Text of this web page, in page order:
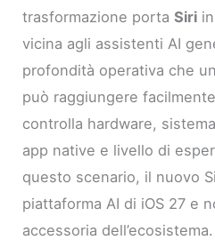
trasformazione portaSiri
vicina agli assistenti AI
profondità operativa che
può raggiungere
controlla hardware,
app native e livello di
questo scenario, il nuovo
piattaforma AI di iOS 27 e
accessoria dell’ecosistema.